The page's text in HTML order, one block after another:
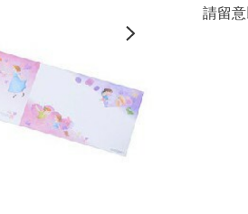
請留意